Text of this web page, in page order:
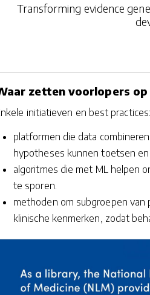
Transforming evidence
zetten voorlopers op
initiatieven en best practices:
platformen die data
hypotheses kunnen toetsen
algoritmes die met ML helpen
te sporen.
methoden om subgroepen
klinische kenmerken, zodat